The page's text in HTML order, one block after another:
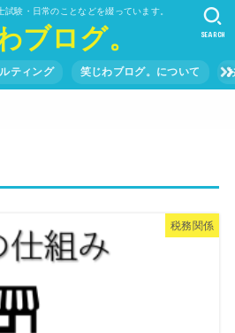
試験・日常のことなどを綴っています。
ブログ。
ティング 笑じわブログ。について
SEARCH
税務関係